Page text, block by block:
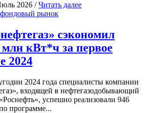
2026 /Читать далее
рынок
сэкономил
кВт*ч за первое
2024
2024 года специалисты компании
входящей в нефтегазодобывающий
успешно реализовали 946
программе...